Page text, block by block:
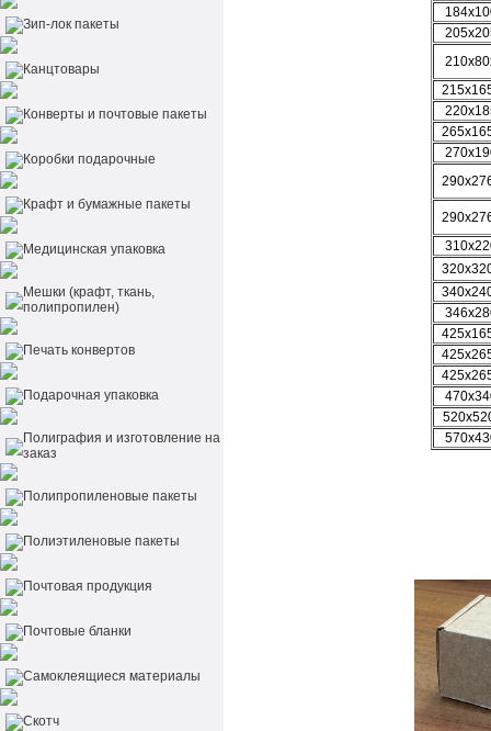
Зип-лок пакеты
Канцтовары
Конверты и почтовые пакеты
Коробки подарочные
Крафт и бумажные пакеты
Медицинская упаковка
Мешки (крафт, ткань,
полипропилен)
Печать конвертов
Подарочная упаковка
Полиграфия и изготовление на
заказ
Полипропиленовые пакеты
Полиэтиленовые пакеты
Почтовая продукция
Почтовые бланки
Самоклеящиеся материалы
Скотч